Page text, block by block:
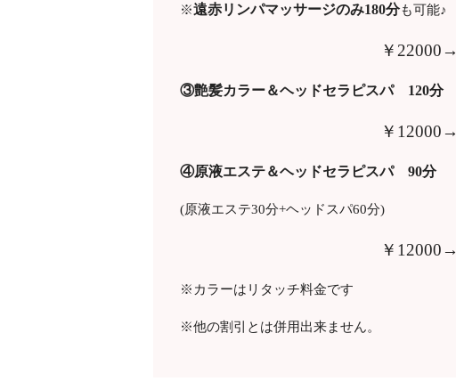
※遠赤リンパマッサージのみ180分も可能♪
￥22000→
③艶髪カラー＆ヘッドセラピスパ 120分
￥12000→
④原液エステ＆ヘッドセラピスパ 90分
(原液エステ30分+ヘッドスパ60分)
￥12000→
※カラーはリタッチ料金です
※他の割引とは併用出来ません。